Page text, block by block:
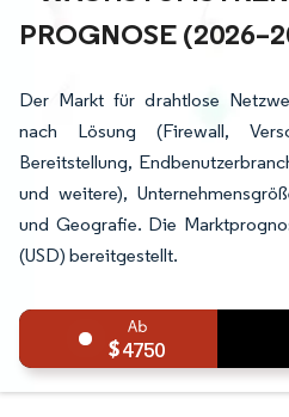
ROGNOSE
Der Markt für drahtlose
nach Lösung (Firewall,
Bereitstellung,
und weitere),
und Geografie. Die
(USD) bereitgestellt.
4750